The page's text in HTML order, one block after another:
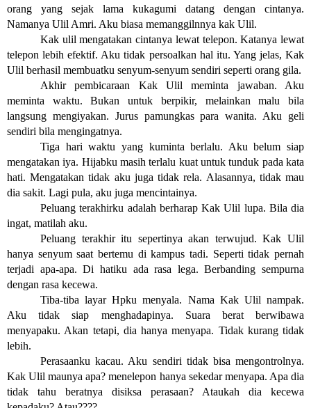
orang yang sejak lama kukagumi datang dengan cintanya.
Namanya Ulil Amri. Aku biasa memanggilnnya kak Ulil.
Kak ulil mengatakan cintanya lewat telepon. Katanya lewat
telepon lebih efektif. Aku tidak persoalkan hal itu. Yang jelas, Kak
Ulil berhasil membuatku senyum-senyum sendiri seperti orang gila.
Akhir pembicaraan Kak Ulil meminta jawaban. Aku
meminta waktu. Bukan untuk berpikir, melainkan malu bila
langsung mengiyakan. Jurus pamungkas para wanita. Aku geli
sendiri bila mengingatnya.
Tiga hari waktu yang kuminta berlalu. Aku belum siap
mengatakan iya. Hijabku masih terlalu kuat untuk tunduk pada kata
hati. Mengatakan tidak aku juga tidak rela. Alasannya, tidak mau
dia sakit. Lagi pula, aku juga mencintainya.
Peluang terakhirku adalah berharap Kak Ulil lupa. Bila dia
ingat, matilah aku.
Peluang terakhir itu sepertinya akan terwujud. Kak Ulil
hanya senyum saat bertemu di kampus tadi. Seperti tidak pernah
terjadi apa-apa. Di hatiku ada rasa lega. Berbanding sempurna
dengan rasa kecewa.
Tiba-tiba layar Hpku menyala. Nama Kak Ulil nampak.
Aku tidak siap menghadapinya. Suara berat berwibawa
menyapaku. Akan tetapi, dia hanya menyapa. Tidak kurang tidak
lebih.
Perasaanku kacau. Aku sendiri tidak bisa mengontrolnya.
Kak Ulil maunya apa? menelepon hanya sekedar menyapa. Apa dia
tidak tahu beratnya disiksa perasaan? Ataukah dia kecewa